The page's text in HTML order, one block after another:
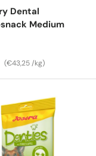
Dental
Medium
Preis
Grundpreis
€43,25 /kg